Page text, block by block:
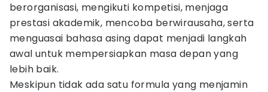
berorganisasi, mengikuti kompetisi, menjaga
prestasi akademik, mencoba berwirausaha, serta
menguasai bahasa asing dapat menjadi langkah
awal untuk mempersiapkan masa depan yang
lebih baik.
Meskipun tidak ada satu formula yang menjamin